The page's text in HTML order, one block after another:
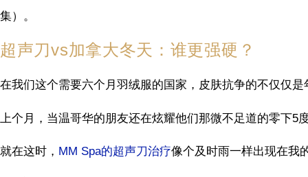
集）。
超声刀vs加拿大冬天：谁更强硬？
在我们这个需要六个月羽绒服的国家，皮肤抗争的不仅仅
上个月，当温哥华的朋友还在炫耀他们那微不足道的零下
就在这时， MM Spa的超声刀治疗像个及时雨一样出现在我